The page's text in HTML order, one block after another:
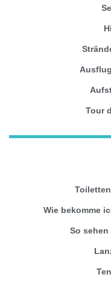
Tour
Wie bekomme
So sehen